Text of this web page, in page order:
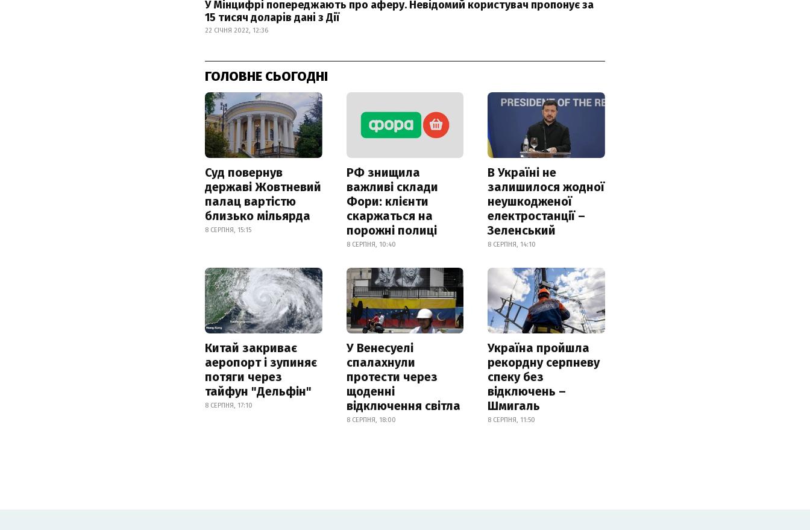
У Мінцифрі попереджають про аферу. Невідомий користувач пропонує за
15 тисяч доларів дані з Дії
22 СІЧНЯ 2022, 12:36
ГОЛОВНЕ СЬОГОДНІ
Суд повернув
державі Жовтневий
палац вартістю
близько мільярда
8 СЕРПНЯ, 15:15
РФ знищила
важливі склади
Фори: клієнти
скаржаться на
порожні полиці
8 СЕРПНЯ, 10:40
В Україні не
залишилося жодної
неушкодженої
електростанції –
Зеленський
8 СЕРПНЯ, 14:10
Китай закриває
аеропорт і зупиняє
потяги через
тайфун "Дельфін"
8 СЕРПНЯ, 17:10
У Венесуелі
спалахнули
протести через
щоденні
відключення світла
8 СЕРПНЯ, 18:00
Україна пройшла
рекордну серпневу
спеку без
відключень –
Шмигаль
8 СЕРПНЯ, 11:50